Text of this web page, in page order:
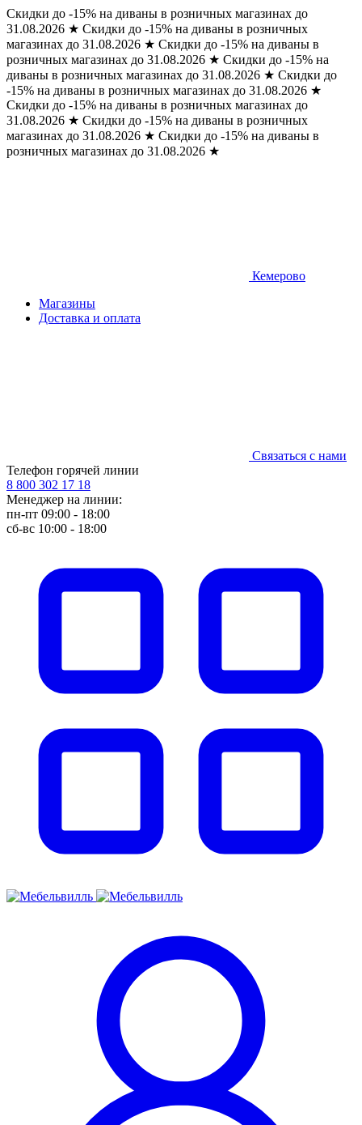
Скидки до -15% на диваны в розничных магазинах до
31.08.2026 ★ Скидки до -15% на диваны в розничных
магазинах до 31.08.2026 ★ Скидки до -15% на диваны в
розничных магазинах до 31.08.2026 ★ Скидки до -15% на
диваны в розничных магазинах до 31.08.2026 ★ Скидки до
-15% на диваны в розничных магазинах до 31.08.2026 ★
Скидки до -15% на диваны в розничных магазинах до
31.08.2026 ★ Скидки до -15% на диваны в розничных
магазинах до 31.08.2026 ★ Скидки до -15% на диваны в
розничных магазинах до 31.08.2026 ★
Кемерово
Магазины
Доставка и оплата
Связаться с нами
Телефон горячей линии
8 800 302 17 18
Менеджер на линии:
пн-пт 09:00 - 18:00
сб-вс 10:00 - 18:00